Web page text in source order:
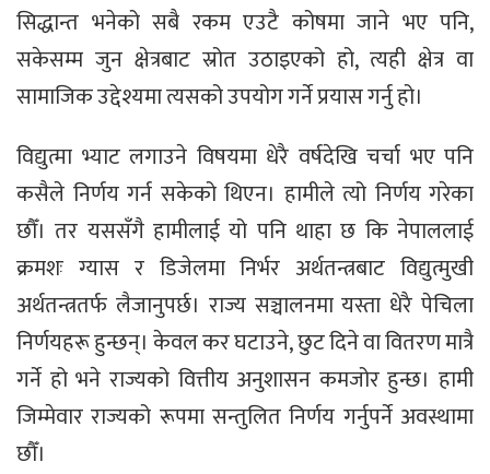
सिद्धान्त भनेको सबै रकम एउटै कोषमा जाने भए पनि,
सकेसम्म जुन क्षेत्रबाट स्रोत उठाइएको हो, त्यही क्षेत्र वा
सामाजिक उद्देश्यमा त्यसको उपयोग गर्ने प्रयास गर्नु हो।
विद्युत्मा भ्याट लगाउने विषयमा धेरै वर्षदेखि चर्चा भए पनि
कसैले निर्णय गर्न सकेको थिएन। हामीले त्यो निर्णय गरेका
छौँ। तर यससँगै हामीलाई यो पनि थाहा छ कि नेपाललाई
क्रमशः ग्यास र डिजेलमा निर्भर अर्थतन्त्रबाट विद्युत्मुखी
अर्थतन्त्रतर्फ लैजानुपर्छ। राज्य सञ्चालनमा यस्ता धेरै पेचिला
निर्णयहरू हुन्छन्। केवल कर घटाउने, छुट दिने वा वितरण मात्रै
गर्ने हो भने राज्यको वित्तीय अनुशासन कमजोर हुन्छ। हामी
जिम्मेवार राज्यको रूपमा सन्तुलित निर्णय गर्नुपर्ने अवस्थामा
छौँ।